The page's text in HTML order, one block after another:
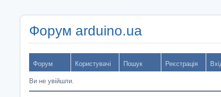
Форум arduino.ua
Форум Користувачі Пошук Реєстрація
Ви не увійшли.